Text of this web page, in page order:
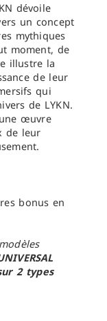
dévoile
un concept
mythiques
moment, de
illustre la
de leur
qui
de LYKN.
œuvre
de leur
bonus en
2 types